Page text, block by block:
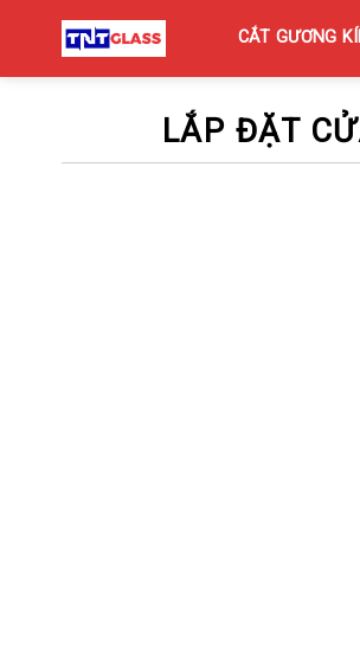
content
CẮT GƯƠNG
LẮP ĐẶT